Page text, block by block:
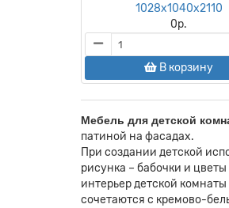
1028х1040х2110
0р.
В корзину
Мебель для детской
патиной на фасадах.
При создании детской
рисунка – бабочки и
интерьер детской
сочетаются с кремово-